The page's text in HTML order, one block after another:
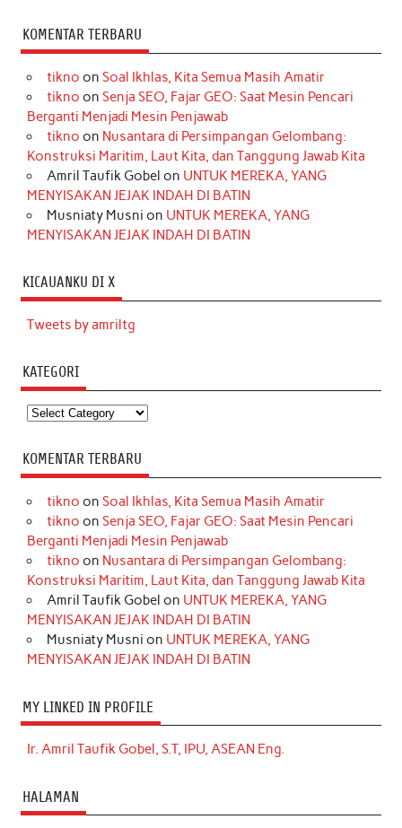
KOMENTAR TERBARU
tikno on Soal Ikhlas, Kita Semua Masih Amatir
tikno on Senja SEO, Fajar GEO: Saat Mesin Pencari
Berganti Menjadi Mesin Penjawab
tikno on Nusantara di Persimpangan Gelombang:
Konstruksi Maritim, Laut Kita, dan Tanggung Jawab Kita
Amril Taufik Gobel on UNTUK MEREKA, YANG
MENYISAKAN JEJAK INDAH DI BATIN
Musniaty Musni on UNTUK MEREKA, YANG
MENYISAKAN JEJAK INDAH DI BATIN
KICAUANKU DI X
Tweets by amriltg
KATEGORI
Kategori
KOMENTAR TERBARU
tikno on Soal Ikhlas, Kita Semua Masih Amatir
tikno on Senja SEO, Fajar GEO: Saat Mesin Pencari
Berganti Menjadi Mesin Penjawab
tikno on Nusantara di Persimpangan Gelombang:
Konstruksi Maritim, Laut Kita, dan Tanggung Jawab Kita
Amril Taufik Gobel on UNTUK MEREKA, YANG
MENYISAKAN JEJAK INDAH DI BATIN
Musniaty Musni on UNTUK MEREKA, YANG
MENYISAKAN JEJAK INDAH DI BATIN
MY LINKED IN PROFILE
Ir. Amril Taufik Gobel, S.T, IPU, ASEAN Eng.
HALAMAN